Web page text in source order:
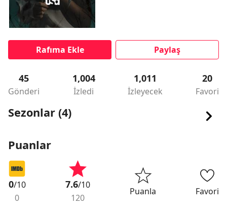
Rafıma Ekle Paylaş
45
Gönderi
1,004
İzledi
1,011
İzleyecek
20
Favori
Sezonlar (4)
Puanlar
0/10
0
7.6/10
120
Puanla Favori